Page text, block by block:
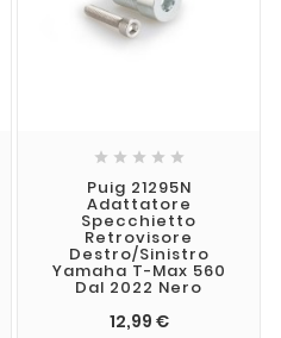
    
Puig 21295N
Adattatore
Specchietto
Retrovisore
Destro/Sinistro
Yamaha T-Max 560
Dal 2022 Nero
12,99 €